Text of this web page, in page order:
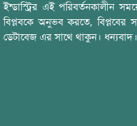
ইন্ডাস্ট্রির এই পরিবর্তনকালীন
বিপ্লবকে অনুভব করতে, বিপ্লবের
ডেটাবেজ এর সাথে থাকুন। ধন্যবাদ।